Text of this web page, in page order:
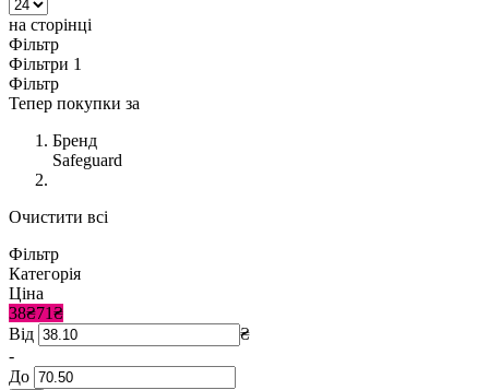
на сторінці
Фільтр
Фільтри 1
Фільтр
Тепер покупки за
Бренд
Safeguard
Очистити всі
Фільтр
Категорія
Ціна
38₴71₴
Від
₴
-
До